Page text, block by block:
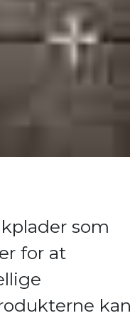
som
for at